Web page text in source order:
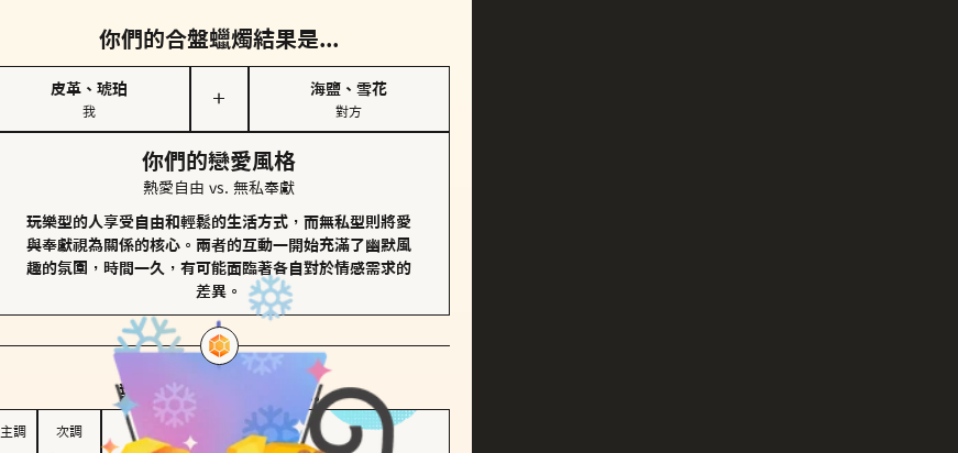
你們的合盤蠟燭結果是...
皮革、琥珀
我
＋
海鹽、雪花
對方
你們的戀愛風格
熱愛自由 vs. 無私奉獻
玩樂型的人享受自由和輕鬆的生活方式，而無私型則將愛
與奉獻視為關係的核心。兩者的互動一開始充滿了幽默風
趣的氛圍，時間一久，有可能面臨著各自對於情感需求的
差異。
對方的主調蠟燭是...
主調 次調